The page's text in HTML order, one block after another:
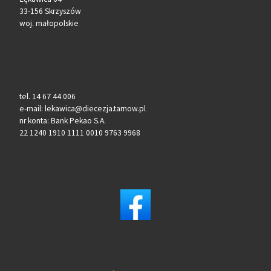
33-156 Skrzyszów
woj. małopolskie
tel. 14 67 44 006
e-mail: lekawica@diecezja.tarnow.pl
nr konta: Bank Pekao S.A.
22 1240 1910 1111 0010 9763 9968